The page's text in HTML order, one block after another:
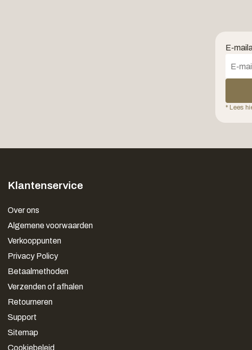
E-
* Lees
Klantenservice
Over ons
Algemene voorwaarden
Verkooppunten
Privacy Policy
Betaalmethoden
Verzenden of afhalen
Retourneren
Support
Sitemap
Cookiebeleid